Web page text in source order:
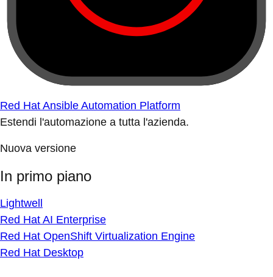
Red Hat Ansible Automation Platform
Estendi l'automazione a tutta l'azienda.
Nuova versione
In primo piano
Lightwell
Red Hat AI Enterprise
Red Hat OpenShift Virtualization Engine
Red Hat Desktop